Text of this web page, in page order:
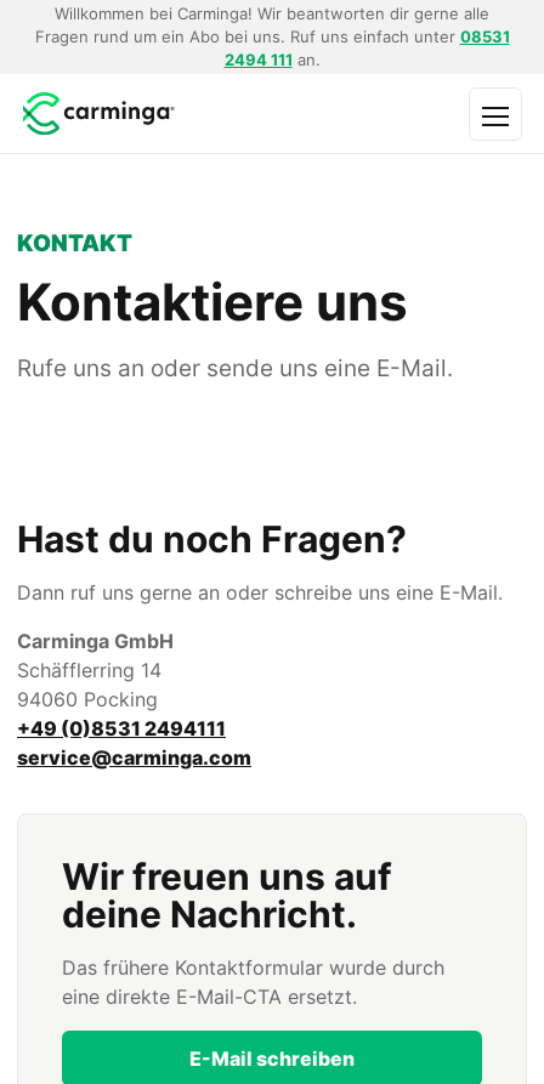
Willkommen bei Carminga! Wir beantworten dir gerne alle
Fragen rund um ein Abo bei uns. Ruf uns einfach unter 08531
2494 111 an.
KONTAKT
Kontaktiere uns
Rufe uns an oder sende uns eine E-Mail.
Hast du noch Fragen?
Dann ruf uns gerne an oder schreibe uns eine E-Mail.
Carminga GmbH
Schäfflerring 14
94060 Pocking
+49 (0)8531 2494111
service@carminga.com
Wir freuen uns auf
deine Nachricht.
Das frühere Kontaktformular wurde durch
eine direkte E-Mail-CTA ersetzt.
E-Mail schreiben